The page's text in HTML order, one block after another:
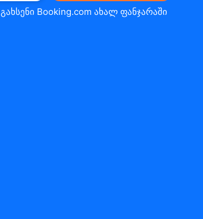
გახსენი Booking.com ახალ ფანჯარაში